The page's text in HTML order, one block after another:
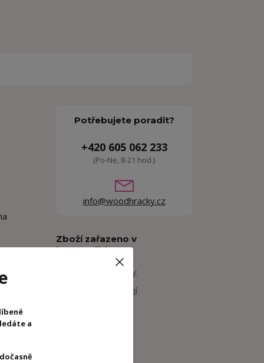
a
Potřebujete poradit?
+420 605 062 233
(Po-Ne, 8-21 hod.)
info@woodhracky.cz
Zboží zařazeno v
kategoriích
Kreativní hračky
Dětské tetování
a